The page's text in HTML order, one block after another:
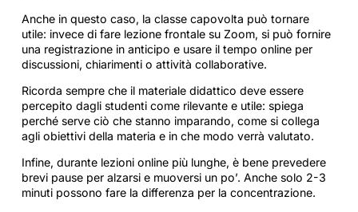
Anche in questo caso, la classe capovolta può tornare
utile: invece di fare lezione frontale su Zoom, si può fornire
una registrazione in anticipo e usare il tempo online per
discussioni, chiarimenti o attività collaborative.
Ricorda sempre che il materiale didattico deve essere
percepito dagli studenti come rilevante e utile: spiega
perché serve ciò che stanno imparando, come si collega
agli obiettivi della materia e in che modo verrà valutato.
Infine, durante lezioni online più lunghe, è bene prevedere
brevi pause per alzarsi e muoversi un po’. Anche solo 2-3
minuti possono fare la differenza per la concentrazione.